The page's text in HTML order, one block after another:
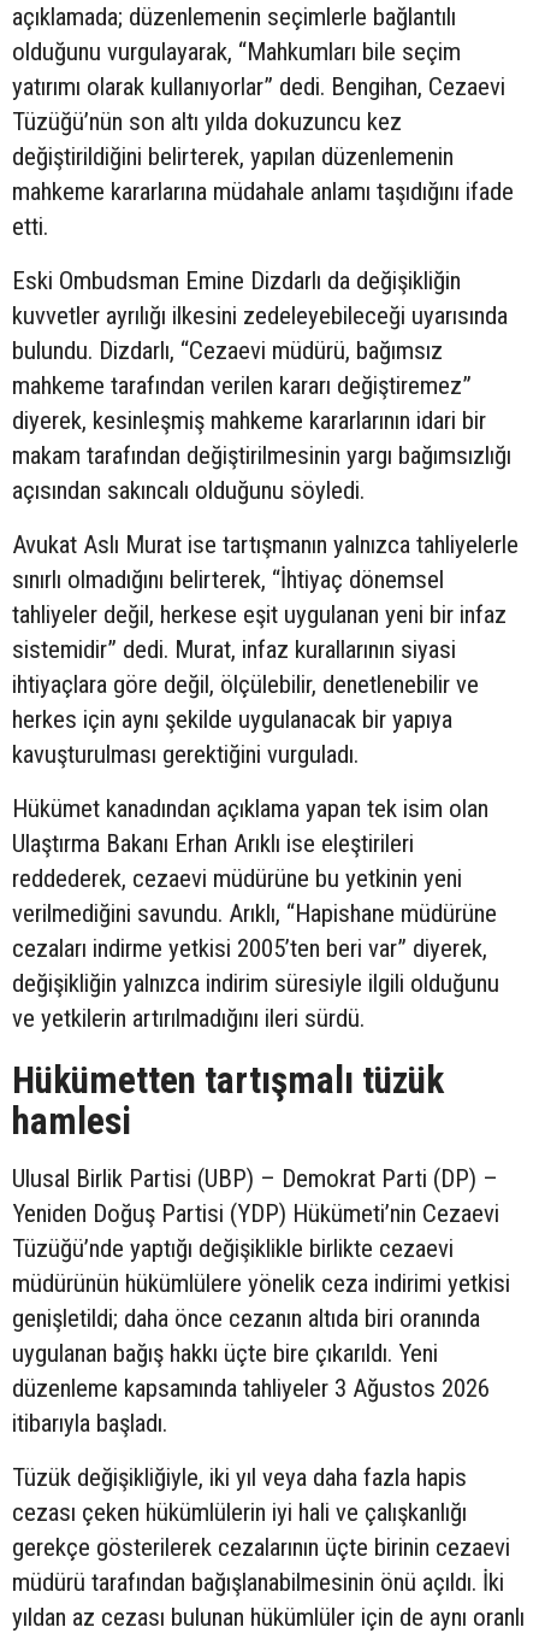
açıklamada; düzenlemenin seçimlerle bağlantılı
olduğunu vurgulayarak, “Mahkumları bile seçim
yatırımı olarak kullanıyorlar” dedi. Bengihan, Cezaevi
Tüzüğü’nün son altı yılda dokuzuncu kez
değiştirildiğini belirterek, yapılan düzenlemenin
mahkeme kararlarına müdahale anlamı taşıdığını ifade
etti.
Eski Ombudsman Emine Dizdarlı da değişikliğin
kuvvetler ayrılığı ilkesini zedeleyebileceği uyarısında
bulundu. Dizdarlı, “Cezaevi müdürü, bağımsız
mahkeme tarafından verilen kararı değiştiremez”
diyerek, kesinleşmiş mahkeme kararlarının idari bir
makam tarafından değiştirilmesinin yargı bağımsızlığı
açısından sakıncalı olduğunu söyledi.
Avukat Aslı Murat ise tartışmanın yalnızca tahliyelerle
sınırlı olmadığını belirterek, “İhtiyaç dönemsel
tahliyeler değil, herkese eşit uygulanan yeni bir infaz
sistemidir” dedi. Murat, infaz kurallarının siyasi
ihtiyaçlara göre değil, ölçülebilir, denetlenebilir ve
herkes için aynı şekilde uygulanacak bir yapıya
kavuşturulması gerektiğini vurguladı.
Hükümet kanadından açıklama yapan tek isim olan
Ulaştırma Bakanı Erhan Arıklı ise eleştirileri
reddederek, cezaevi müdürüne bu yetkinin yeni
verilmediğini savundu. Arıklı, “Hapishane müdürüne
cezaları indirme yetkisi 2005’ten beri var” diyerek,
değişikliğin yalnızca indirim süresiyle ilgili olduğunu
ve yetkilerin artırılmadığını ileri sürdü.
Hükümetten tartışmalı tüzük
hamlesi
Ulusal Birlik Partisi (UBP) – Demokrat Parti (DP) –
Yeniden Doğuş Partisi (YDP) Hükümeti’nin Cezaevi
Tüzüğü’nde yaptığı değişiklikle birlikte cezaevi
müdürünün hükümlülere yönelik ceza indirimi yetkisi
genişletildi; daha önce cezanın altıda biri oranında
uygulanan bağış hakkı üçte bire çıkarıldı. Yeni
düzenleme kapsamında tahliyeler 3 Ağustos 2026
itibarıyla başladı.
Tüzük değişikliğiyle, iki yıl veya daha fazla hapis
cezası çeken hükümlülerin iyi hali ve çalışkanlığı
gerekçe gösterilerek cezalarının üçte birinin cezaevi
müdürü tarafından bağışlanabilmesinin önü açıldı. İki
yıldan az cezası bulunan hükümlüler için de aynı oranlı